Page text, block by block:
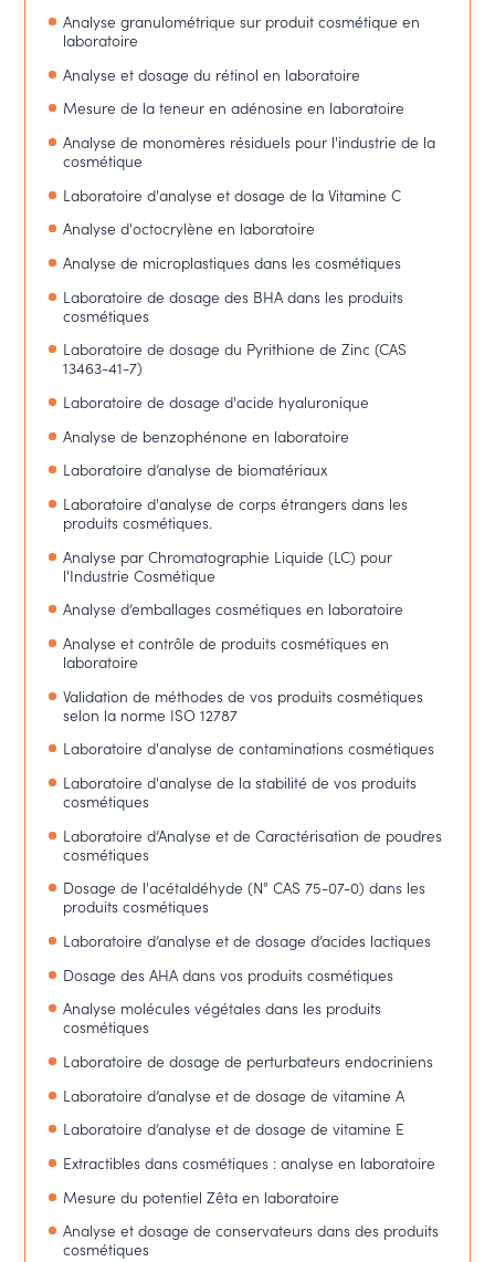
Analyse granulométrique sur produit cosmétique en
laboratoire
Analyse et dosage du rétinol en laboratoire
Mesure de la teneur en adénosine en laboratoire
Analyse de monomères résiduels pour l'industrie de la
cosmétique
Laboratoire d'analyse et dosage de la Vitamine C
Analyse d'octocrylène en laboratoire
Analyse de microplastiques dans les cosmétiques
Laboratoire de dosage des BHA dans les produits
cosmétiques
Laboratoire de dosage du Pyrithione de Zinc (CAS
13463-41-7)
Laboratoire de dosage d'acide hyaluronique
Analyse de benzophénone en laboratoire
Laboratoire d’analyse de biomatériaux
Laboratoire d'analyse de corps étrangers dans les
produits cosmétiques.
Analyse par Chromatographie Liquide (LC) pour
l'Industrie Cosmétique
Analyse d’emballages cosmétiques en laboratoire
Analyse et contrôle de produits cosmétiques en
laboratoire
Validation de méthodes de vos produits cosmétiques
selon la norme ISO 12787
Laboratoire d'analyse de contaminations cosmétiques
Laboratoire d'analyse de la stabilité de vos produits
cosmétiques
Laboratoire d’Analyse et de Caractérisation de poudres
cosmétiques
Dosage de l'acétaldéhyde (N° CAS 75-07-0) dans les
produits cosmétiques
Laboratoire d’analyse et de dosage d’acides lactiques
Dosage des AHA dans vos produits cosmétiques
Analyse molécules végétales dans les produits
cosmétiques
Laboratoire de dosage de perturbateurs endocriniens
Laboratoire d’analyse et de dosage de vitamine A
Laboratoire d’analyse et de dosage de vitamine E
Extractibles dans cosmétiques : analyse en laboratoire
Mesure du potentiel Zêta en laboratoire
Analyse et dosage de conservateurs dans des produits
cosmétiques